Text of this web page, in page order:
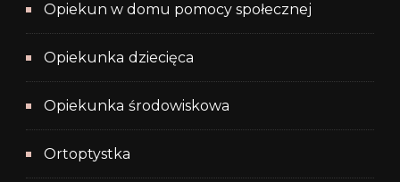
Opiekun w domu pomocy społecznej
Opiekunka dziecięca
Opiekunka środowiskowa
Ortoptystka